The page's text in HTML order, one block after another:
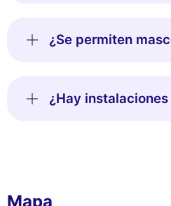
¿Se permiten
¿Hay
Mapa